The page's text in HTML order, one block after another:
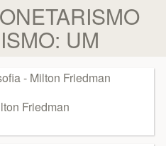
UM
Friedman